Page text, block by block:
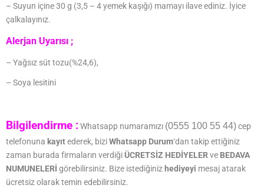
– Suyun içine 30 g (3,5 – 4 yemek kaşığı) mamayı ilave ediniz. İyice
çalkalayınız.
Alerjan Uyarısı ;
– Yağsız süt tozu(%24,6),
– Soya lesitini
Bilgilendirme :Whatsapp numaramızı (0555 100 55 44)cep
telefonuna kayıtederek, biziWhatsapp Durum‘dan takip ettiğiniz
zaman burada firmaların verdiğiÜCRETSİZ HEDİYELERve BEDAVA
NUMUNELERİ görebilirsiniz. Bize istediğiniz hediyeyi mesaj atarak
ücretsiz olarak temin edebilirsiniz.